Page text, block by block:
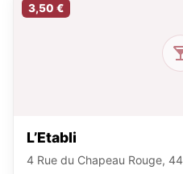
3,50 €
L’Etabli
4 Rue du Chapeau Rouge,